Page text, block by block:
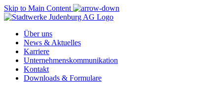
Skip to Main Content
Über uns
News & Aktuelles
Karriere
Unternehmenskommunikation
Kontakt
Downloads & Formulare